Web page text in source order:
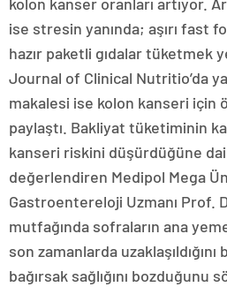
ise stresin yanında; aşırı fast
hazır paketli gıdalar tüketmek
Journal of Clinical Nutritio’da
makalesi ise kolon kanseri için
paylaştı. Bakliyat tüketiminin
kanseri riskini düşürdüğüne
değerlendiren Medipol Mega
Gastroentereloji Uzmanı Prof.
mutfağında sofraların ana
son zamanlarda
bağırsak sağlığını bozduğunu